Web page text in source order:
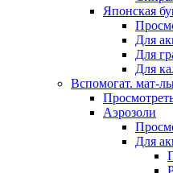
Японская
Для
Для
Для
Вспомогат. мат-
Аэрозоли
Для